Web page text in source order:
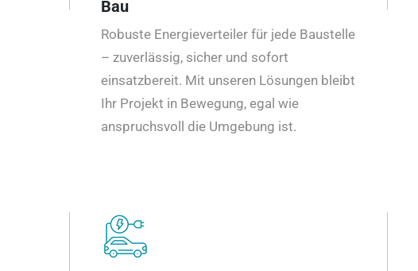
Bau
Robuste Energieverteiler für jede Baustelle
– zuverlässig, sicher und sofort
einsatzbereit. Mit unseren Lösungen bleibt
Ihr Projekt in Bewegung, egal wie
anspruchsvoll die Umgebung ist.